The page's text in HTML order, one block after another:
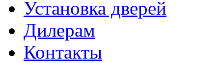
Установка дверей
Дилерам
Контакты